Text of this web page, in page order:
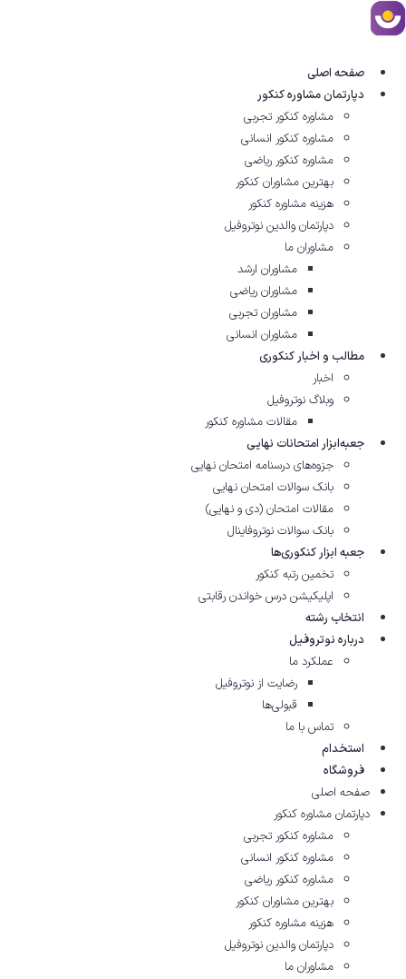
صفحه اصلی
دپارتمان مشاوره کنکور
مشاوره کنکور تجربی
مشاوره کنکور انسانی
مشاوره کنکور ریاضی
بهترین مشاوران کنکور
هزینه مشاوره کنکور
دپارتمان والدین نوتروفیل
مشاوران ما
مشاوران ارشد
مشاوران ریاضی
مشاوران تجربی
مشاوران انسانی
مطالب و اخبار کنکوری
اخبار
وبلاگ نوتروفیل
مقالات مشاوره‌ کنکور
جعبه‌ابزار امتحانات نهایی
جزوه‌های درسنامه امتحان نهایی
بانک سوالات امتحان نهایی
مقالات امتحان (دی و نهایی)
بانک سوالات نوتروفاینال
جعبه ابزار کنکوری‌ها
تخمین رتبه کنکور
اپلیکیشن درس خواندن رقابتی
انتخاب رشته
درباره نوتروفیل
عملکرد ما
رضایت از نوتروفیل
قبولی‌ها
تماس با ما
استخدام
فروشگاه
صفحه اصلی
دپارتمان مشاوره کنکور
مشاوره کنکور تجربی
مشاوره کنکور انسانی
مشاوره کنکور ریاضی
بهترین مشاوران کنکور
هزینه مشاوره کنکور
دپارتمان والدین نوتروفیل
مشاوران ما